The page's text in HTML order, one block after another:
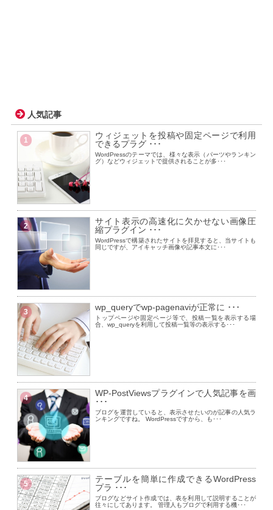
人気記事
1
ウィジェットを投稿や固定ページで利用
できるプラグ ･･･
WordPressのテーマでは、様々な表示（パーツやランキン
グ）などウィジェットで提供されることが多･･･
2
サイト表示の高速化に欠かせない画像圧
縮プラグイン ･･･
WordPressで構築されたサイトを拝見すると、当サイトも
同じですが、アイキャッチ画像や記事本文に･･･
3 wp_queryでwp-pagenaviが正常に ･･･
トップページや固定ページ等で、投稿一覧を表示する場
合、wp_queryを利用して投稿一覧等の表示する･･･
4
WP-PostViewsプラグインで人気記事を画
･･･
ブログを運営していると、表示させたいのが記事の人気ラ
ンキングですね。 WordPressですから、も･･･
5
テーブルを簡単に作成できるWordPress
プラ ･･･
ブログなどサイト作成では、表を利用して説明することが
往々にしてあります。 管理人もブログで利用する機･･･